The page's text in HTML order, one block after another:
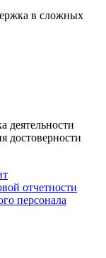
в сложных
деятельности
достоверности
отчетности
персонала